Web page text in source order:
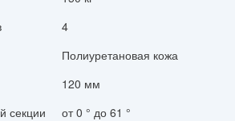
4
Полиуретановая кожа
120 мм
секции
от 0 ° до 61 °